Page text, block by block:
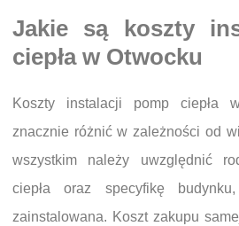
Jakie są koszty
ciepła w Otwocku
Koszty instalacji pomp ciepła
znacznie różnić w zależności od
wszystkim należy uwzględnić
ciepła oraz specyfikę
zainstalowana. Koszt zakupu